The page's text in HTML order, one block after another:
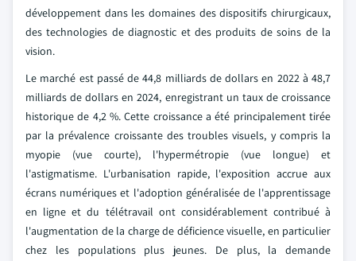
développement dans les domaines des dispositifs chirurgicaux,
des technologies de diagnostic et des produits de soins de la
vision.
Le marché est passé de 44,8 milliards de dollars en 2022 à 48,7
milliards de dollars en 2024, enregistrant un taux de croissance
historique de 4,2 %. Cette croissance a été principalement tirée
par la prévalence croissante des troubles visuels, y compris la
myopie (vue courte), l'hypermétropie (vue longue) et
l'astigmatisme. L'urbanisation rapide, l'exposition accrue aux
écrans numériques et l'adoption généralisée de l'apprentissage
en ligne et du télétravail ont considérablement contribué à
l'augmentation de la charge de déficience visuelle, en particulier
chez les populations plus jeunes. De plus, la demande